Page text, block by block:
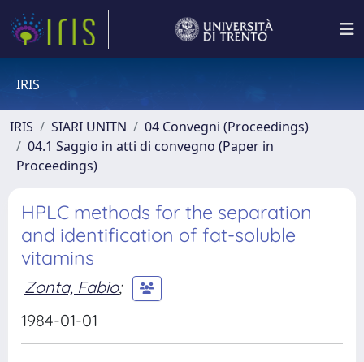
IRIS
IRIS SIARI UNITN
04 Convegni (Proceedings)
04.1 Saggio in atti di convegno (Paper in
Proceedings)
HPLC methods for the separation
and identification of fat-soluble
vitamins
Zonta, Fabio;
1984-01-01